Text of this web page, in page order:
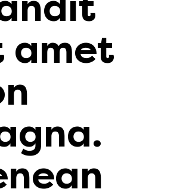
amet